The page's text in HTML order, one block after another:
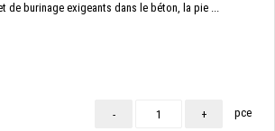
de burinage exigeants dans le béton, la pie ...
- + pce